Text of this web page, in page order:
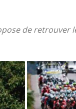
de retrouver